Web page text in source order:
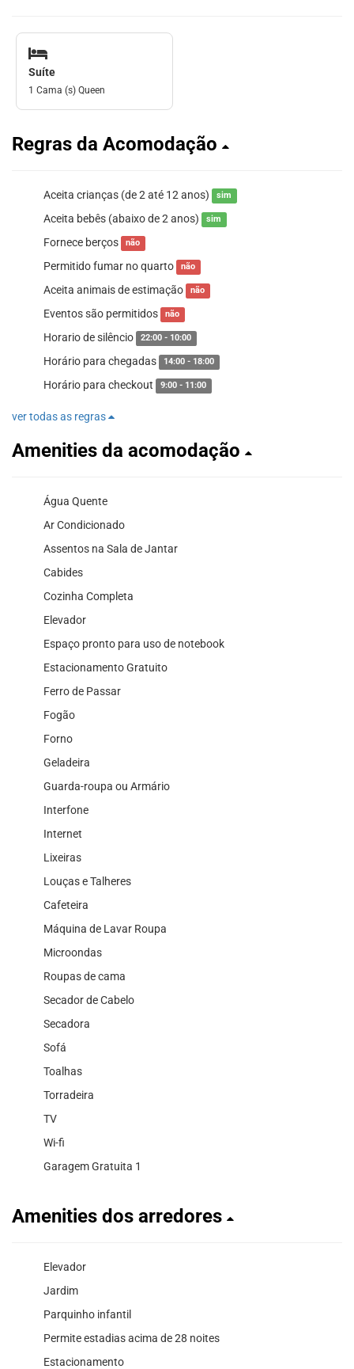
Suíte
1 Cama (s) Queen
Regras da Acomodação
Aceita crianças (de 2 até 12 anos) sim
Aceita bebês (abaixo de 2 anos) sim
Fornece berços não
Permitido fumar no quarto não
Aceita animais de estimação não
Eventos são permitidos não
Horario de silêncio 22:00 - 10:00
Horário para chegadas 14:00 - 18:00
Horário para checkout 9:00 - 11:00
ver todas as regras
Amenities da acomodação
Água Quente
Ar Condicionado
Assentos na Sala de Jantar
Cabides
Cozinha Completa
Elevador
Espaço pronto para uso de notebook
Estacionamento Gratuito
Ferro de Passar
Fogão
Forno
Geladeira
Guarda-roupa ou Armário
Interfone
Internet
Lixeiras
Louças e Talheres
Cafeteira
Máquina de Lavar Roupa
Microondas
Roupas de cama
Secador de Cabelo
Secadora
Sofá
Toalhas
Torradeira
TV
Wi-fi
Garagem Gratuita 1
Amenities dos arredores
Elevador
Jardim
Parquinho infantil
Permite estadias acima de 28 noites
Estacionamento